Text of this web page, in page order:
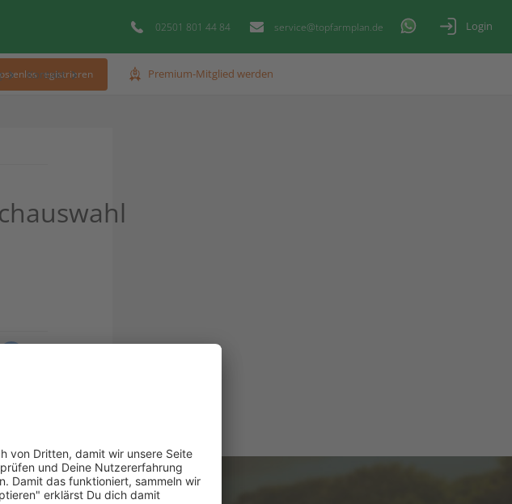
02501 801 44 84 service@topfarmplan.de Login
Kontakt
registrieren Premium-Mitglied werden